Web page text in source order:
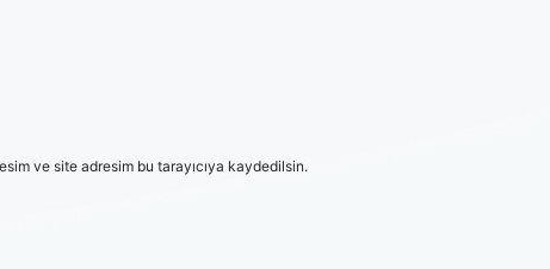
ve site adresim bu tarayıcıya kaydedilsin.